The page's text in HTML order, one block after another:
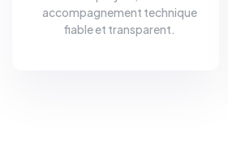
accompagnement technique
fiable et transparent.